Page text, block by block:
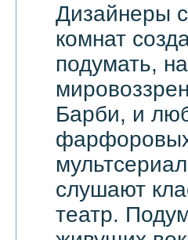
Дизайнеры
комнат
подумать,
Барби, и
фарфоровых
слушают
театр.